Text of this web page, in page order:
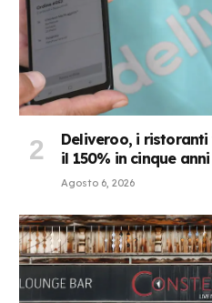
Deliveroo, i
il 150% in cinque anni
Agosto 6, 2026